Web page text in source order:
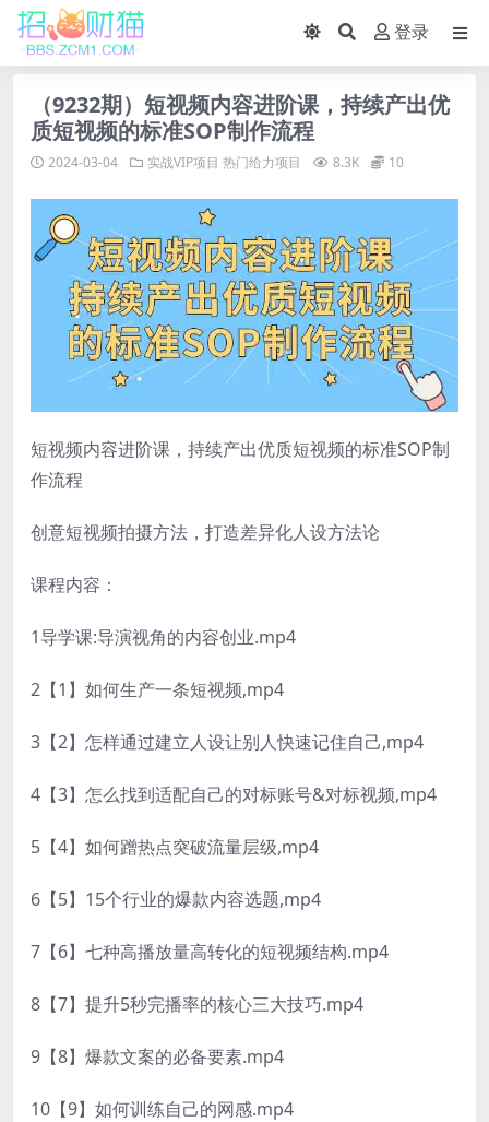
登录
（9232期）短视频内容进阶课，持续产出优
质短视频的标准SOP制作流程
2024-03-04 实战VIP项目 热门给力项目 8.3K 10
短视频内容进阶课，持续产出优质短视频的标准SOP制
作流程
创意短视频拍摄方法，打造差异化人设方法论
课程内容：
1导学课:导演视角的内容创业.mp4
2【1】如何生产一条短视频,mp4
3【2】怎样通过建立人设让别人快速记住自己,mp4
4【3】怎么找到适配自己的对标账号&对标视频,mp4
5【4】如何蹭热点突破流量层级,mp4
6【5】15个行业的爆款内容选题,mp4
7【6】七种高播放量高转化的短视频结构.mp4
8【7】提升5秒完播率的核心三大技巧.mp4
9【8】爆款文案的必备要素.mp4
10【9】如何训练自己的网感.mp4